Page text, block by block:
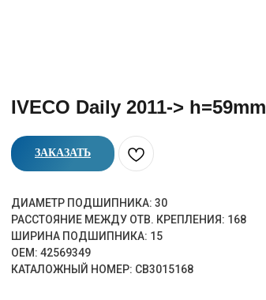
IVECO Daily 2011-> h=59mm
ЗАКАЗАТЬ
ДИАМЕТР ПОДШИПНИКА: 30
РАССТОЯНИЕ МЕЖДУ ОТВ. КРЕПЛЕНИЯ: 168
ШИРИНА ПОДШИПНИКА: 15
OEM: 42569349
КАТАЛОЖНЫЙ НОМЕР: CB3015168